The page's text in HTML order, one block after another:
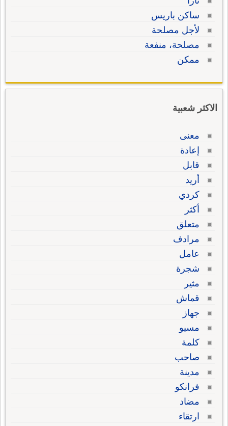
ساكن باريس
لأجل مصلحة
مصلحة، منفعة
ممكن
الاكثر شعبية
معنى
إعادة
قابل
أريد
كردي
أكثر
متعلق
مرادف
عامل
شجرة
مثير
قماش
جهاز
مسيو
كلمة
صاحب
مدينة
فرانكو
مضاد
ارتقاء